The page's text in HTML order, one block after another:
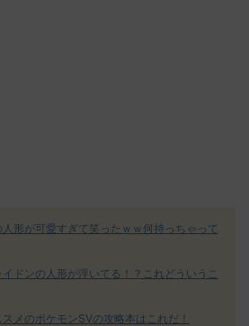
人形が可愛すぎて笑ったｗｗ何持っちゃって
イドンの人形が浮いてる！？これどういうこ
メのポケモンSVの攻略本はこれだ！